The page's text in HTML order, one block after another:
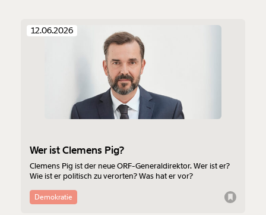
12.06.2026
Wer ist Clemens Pig?
Clemens Pig ist der neue ORF-Generaldirektor. Wer ist er?
Wie ist er politisch zu verorten? Was hat er vor?
Demokratie